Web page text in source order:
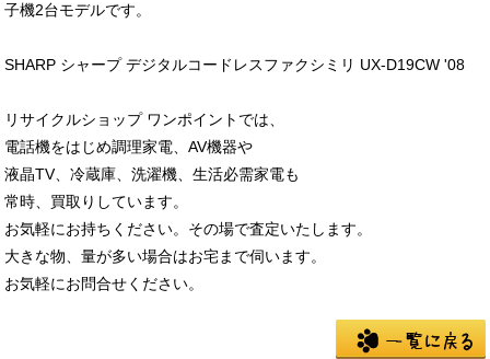
子機2台モデルです。
SHARP シャープ デジタルコードレスファクシミリ UX-D19CW '08
リサイクルショップ ワンポイントでは、
電話機をはじめ調理家電、AV機器や
液晶TV、冷蔵庫、洗濯機、生活必需家電も
常時、買取りしています。
お気軽にお持ちください。その場で査定いたします。
大きな物、量が多い場合はお宅まで伺います。
お気軽にお問合せください。